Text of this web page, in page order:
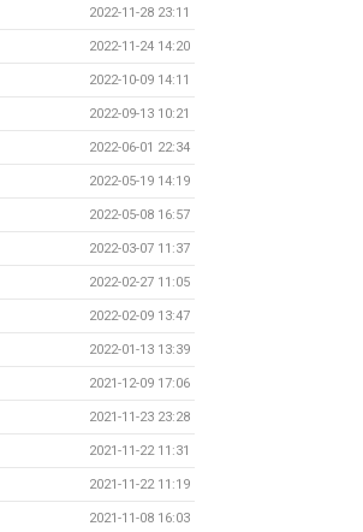
2022-11-28 23:11
2022-11-24 14:20
2022-10-09 14:11
2022-09-13 10:21
2022-06-01 22:34
2022-05-19 14:19
2022-05-08 16:57
2022-03-07 11:37
2022-02-27 11:05
2022-02-09 13:47
2022-01-13 13:39
2021-12-09 17:06
2021-11-23 23:28
2021-11-22 11:31
2021-11-22 11:19
2021-11-08 16:03